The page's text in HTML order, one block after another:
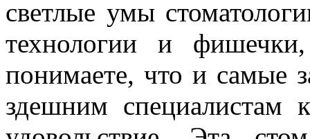
светлые умы
технологии и
понимаете, что и самые
здешним